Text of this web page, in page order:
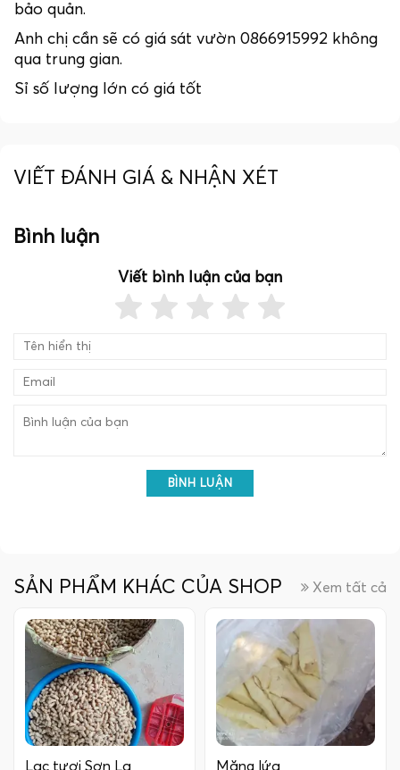
bảo quản.
Anh chị cần sẽ có giá sát vườn 0866915992 không
qua trung gian.
Sỉ số lượng lớn có giá tốt
VIẾT ĐÁNH GIÁ & NHẬN XÉT
Bình luận
Viết bình luận của bạn
BÌNH LUẬN
SẢN PHẨM KHÁC CỦA SHOP Xem tất cả
Lạc tươi Sơn La Măng lứa